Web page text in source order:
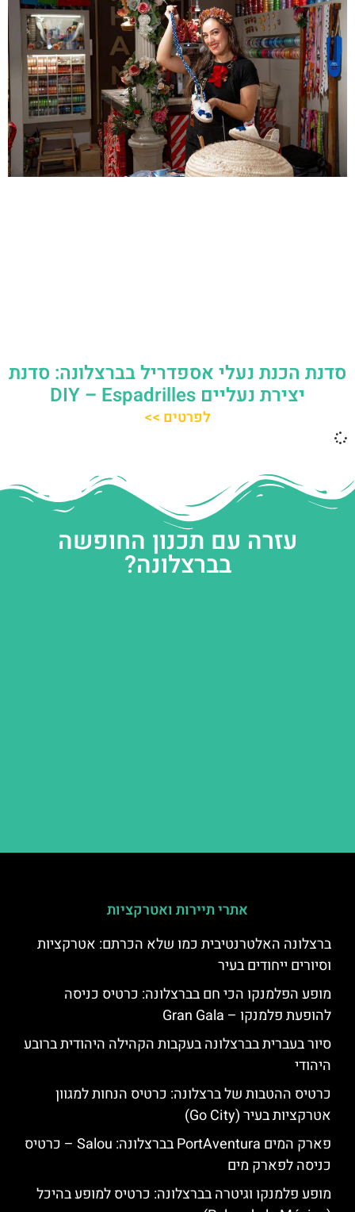
סדנת הכנת נעלי אספדריל בברצלונה: סדנת
יצירת נעליים DIY – Espadrilles
לפרטים >>
עזרה עם תכנון החופשה
בברצלונה?
אתרי תיירות ואטרקציות
ברצלונה האלטרנטיבית כמו שלא הכרתם: אטרקציות
וסיורים ייחודים בעיר
מופע הפלמנקו הכי חם בברצלונה: כרטיס כניסה
להופעת פלמנקו – Gran Gala
סיור בעברית בברצלונה בעקבות הקהילה היהודית ברובע
היהודי
כרטיס ההטבות של ברצלונה: כרטיס הנחות למגוון
אטרקציות בעיר (Go City)
פארק המים PortAventura בברצלונה: Salou – כרטיס
כניסה לפארק מים
מופע פלמנקו וגיטרה בברצלונה: כרטיס למופע בהיכל